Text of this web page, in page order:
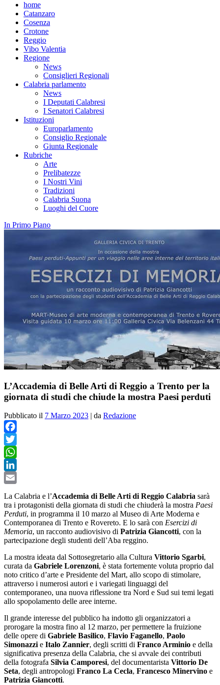
home
Catanzaro
Cosenza
Crotone
Reggio
Vibo Valentia
Regione
News
Consiglieri Regionali
Calabria parlamento
News
I Deputati Calabresi
I Senatori Calabresi
Istituzioni
Europarlamento
Consiglio Regionale
Giunta Regionale
Rubriche
Arte
Prelibatezze
I Nostri Vini
Tradizioni
Calabria Suona
Luoghi del Cuore
In Primo Piano
L’Accademia di Belle Arti di Reggio a Trento per la
giornata di studi che chiude la mostra Paesi perduti
Pubblicato il 7 Marzo 2023 | da Redazione
Facebook
Twitter
WhatsApp
LinkedIn
La Calabria e l’Accademia di Belle Arti di Reggio Calabria sarà
tra i protagonisti della giornata di studi che chiuderà la mostra Paesi
Perduti, in programma il 10 marzo al Museo di Arte Moderna e
Contemporanea di Trento e Rovereto. E lo sarà con Esercizi di
Memoria, un racconto audiovisivo di Patrizia Giancotti, con la
partecipazione degli studenti dell’Aba reggino.
La mostra ideata dal Sottosegretario alla Cultura Vittorio Sgarbi,
curata da Gabriele Lorenzoni, è stata fortemente voluta proprio dal
noto critico d’arte e Presidente del Mart, allo scopo di stimolare,
attraverso i numerosi autori e i variegati linguaggi del
contemporaneo, una nuova riflessione tra Nord e Sud sui temi legati
allo spopolamento delle aree interne.
Il grande interesse del pubblico ha indotto gli organizzatori a
prorogare la mostra fino al 12 marzo, per permettere la fruizione
delle opere di Gabriele Basilico, Flavio Faganello, Paolo
Simonazzie Italo Zannier, degli scritti di Franco Arminio e della
significativa presenza della Calabria, che si avvale dei contributi
della fotografa Silvia Camporesi, del documentarista Vittorio De
Seta, degli antropologi Franco La Cecla, Francesco Minervino e
Patrizia Giancotti.